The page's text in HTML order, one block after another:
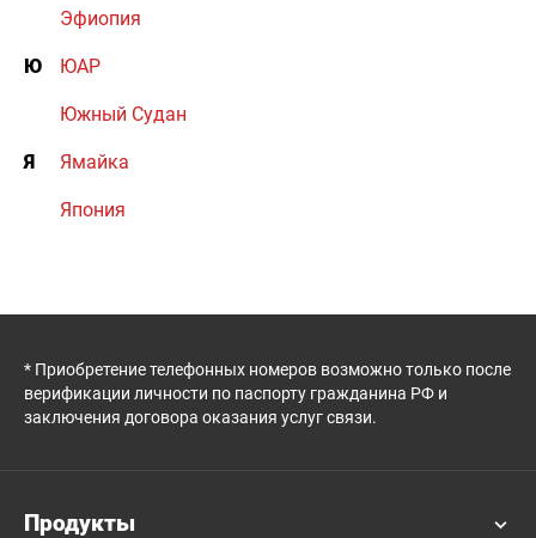
Эфиопия
Ю ЮАР
Южный Судан
Я Ямайка
Япония
* Приобретение телефонных номеров возможно только после
верификации личности по паспорту гражданина РФ и
заключения договора оказания услуг связи.
Продукты